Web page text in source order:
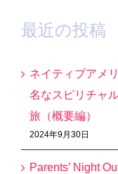
最近の投稿
ネイティブアメ
名なスピリチャ
旅（概要編）
2024年9月30日
Parents’ Night